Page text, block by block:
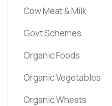
Cow Meat & Milk
Govt Schemes
Organic Foods
Organic Vegetables
Organic Wheats